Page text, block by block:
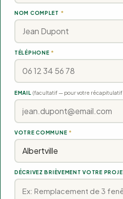
NOM COMPLET *
TÉLÉPHONE *
EMAIL(facultatif — pour votre
VOTRE COMMUNE *
DÉCRIVEZ BRIÈVEMENT VOTRE